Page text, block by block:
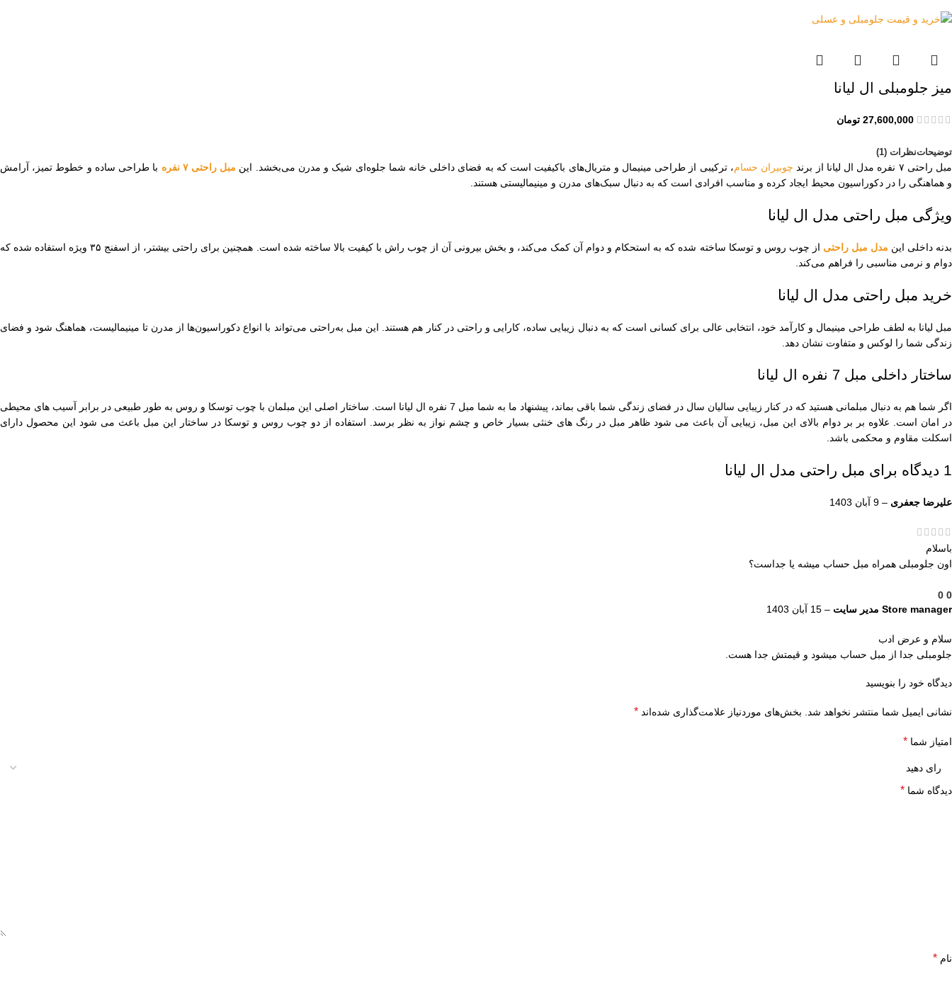
میز جلومبلی ال لیانا
27,600,000 تومان
توضیحاتنظرات (1)
مبل راحتی ۷ نفره مدل ال لیانا از برند چوبیران حسام، ترکیبی از طراحی مینیمال و متریال‌های باکیفیت است که به فضای داخلی خانه شما جلوه‌ای شیک و مدرن می‌بخشد. این مبل راحتی ۷ نفره
با طراحی ساده و خطوط تمیز، آرامش
و هماهنگی را در دکوراسیون محیط ایجاد کرده و مناسب افرادی است که به دنبال سبک‌های مدرن و مینیمالیستی هستند.
ویژگی مبل راحتی مدل ال لیانا
بدنه داخلی این مدل مبل راحتی
از چوب روس و توسکا ساخته شده که به استحکام و دوام آن کمک می‌کند، و بخش بیرونی آن از چوب راش با کیفیت بالا ساخته شده است. همچنین برای راحتی بیشتر، از اسفنج ۳۵ ویژه استفاده شده که
دوام و نرمی مناسبی را فراهم می‌کند.
خرید مبل راحتی مدل ال لیانا
مبل لیانا به لطف طراحی مینیمال و کارآمد خود، انتخابی عالی برای کسانی است که به دنبال زیبایی ساده، کارایی و راحتی در کنار هم هستند. این مبل به‌راحتی می‌تواند با انواع دکوراسیون‌ها از مدرن تا مینیمالیست، هماهنگ شود و فضای
زندگی شما را لوکس و متفاوت نشان دهد.
ساختار داخلی مبل 7 نفره ال لیانا
اگر شما هم به دنبال مبلمانی هستید که در کنار زیبایی سالیان سال در فضای زندگی شما باقی بماند، پیشنهاد ما به شما مبل 7 نفره ال لیانا است. ساختار اصلی این مبلمان با چوب توسکا و روس به طور طبیعی در برابر آسیب های محیطی
در امان است. علاوه بر بر دوام بالای این مبل، زیبایی آن باعث می شود ظاهر مبل در رنگ های خنثی بسیار خاص و چشم نواز به نظر برسد. استفاده از دو چوب روس و توسکا در ساختار این مبل باعث می شود این محصول دارای
اسکلت مقاوم و محکمی باشد.
1 دیدگاه برای مبل راحتی مدل ال لیانا
علیرضا جعفری – 9 آبان 1403
باسلام
اون جلومبلی همراه مبل حساب میشه یا جداست؟
0
0
Store manager مدیر سایت – 15 آبان 1403
سلام و عرض ادب
جلومبلی جدا از مبل حساب میشود و قیمتش جدا هست.
دیدگاه خود را بنویسید
نشانی ایمیل شما منتشر نخواهد شد. بخش‌های موردنیاز علامت‌گذاری شده‌اند *
امتیاز شما *
دیدگاه شما *
نام *